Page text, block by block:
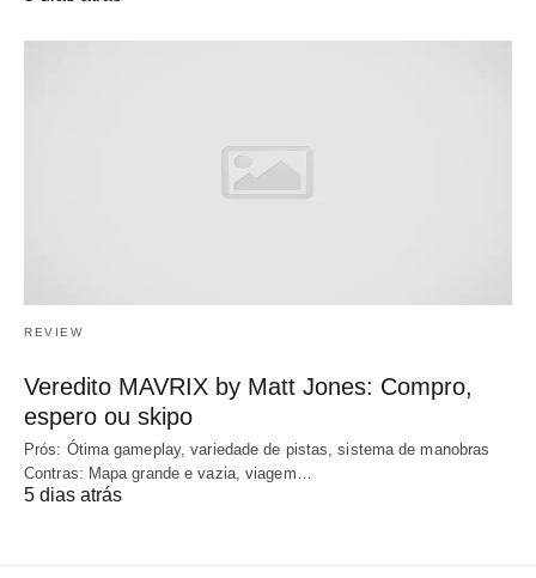
REVIEW
Veredito MAVRIX by Matt Jones: Compro,
espero ou skipo
Prós: Ótima gameplay, variedade de pistas, sistema de manobras
Contras: Mapa grande e vazia, viagem…
5 dias atrás